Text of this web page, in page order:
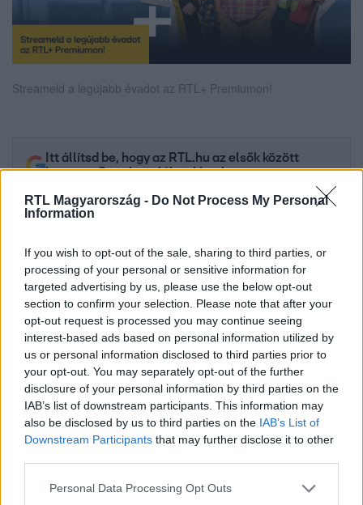
RTL Magyarország - Do Not Process My Personal
Information
If you wish to opt-out of the sale, sharing to third parties, or
processing of your personal or sensitive information for
targeted advertising by us, please use the below opt-out
section to confirm your selection. Please note that after your
opt-out request is processed you may continue seeing
interest-based ads based on personal information utilized by
us or personal information disclosed to third parties prior to
your opt-out. You may separately opt-out of the further
disclosure of your personal information by third parties on the
IAB’s list of downstream participants. This information may
also be disclosed by us to third parties on the IAB’s List of
Downstream Participants that may further disclose it to other
Please note that this website/app uses one or more Google
Personal Data Processing Opt Outs
Streameld a legújabb évadot az RTL+ Premiumon!
Itt állítsd be, hogy az RTL.hu az elsők között
legyen a Google-találatokban!
Kövess minket, és értesülj a friss hírekről a
Facebookon is!
Követem